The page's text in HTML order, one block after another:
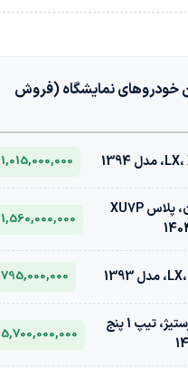
خودروهای نمایشگاه (فروش
1,015,000,000 تومان
سمند، سورن، پلاس XU7P
1,560,000,000 تومان
795,000,000 تومان
فیدلیتی، پرستیژ، تیپ 1 پنج
5,700,000,000 تومان